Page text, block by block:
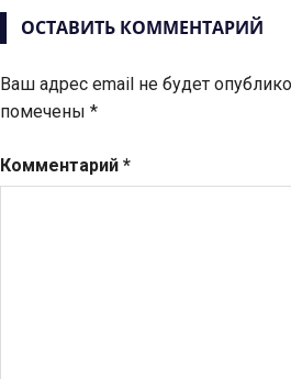
ОСТАВИТЬ КОММЕНТАРИЙ
Ваш адрес email не будет
помечены *
Комментарий *